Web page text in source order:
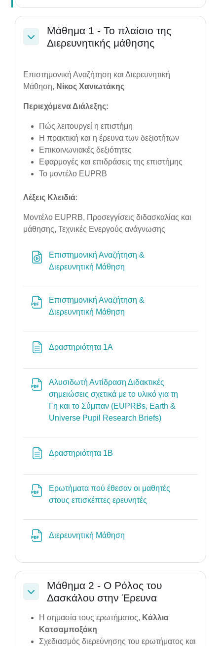
Collapse
Μάθημα 1 - Το πλαίσιο της
Διερευνητικής μάθησης
Επιστημονική Αναζήτηση και Διερευνητική
Μάθηση, Νίκος Χανιωτάκης
Περιεχόμενα Διάλεξης:
Πώς λειτουργεί η επιστήμη
Η πρακτική και η έρευνα των δεξιοτήτων
Επικοινωνιακές δεξιότητες
Εφαρμογές και επιδράσεις της επιστήμης
Το μοντέλο EUPRB
Λέξεις Κλειδιά:
Μοντέλο EUPRB, Προσεγγίσεις διδασκαλίας και
μάθησης, Τεχνικές Ενεργούς ανάγνωσης
Επιστημονική Αναζήτηση &
Διερευνητική Μάθηση
Επιστημονική Αναζήτηση &
Διερευνητική Μάθηση
Δραστηριότητα 1Α
Αλυσιδωτή Αντίδραση Διδακτικές
σημειώσεις σχετικά με το υλικό για τη
Γη και το Σύμπαν (EUPRBs, Earth &
Universe Pupil Research Briefs)
Δραστηριότητα 1Β
Ερωτήματα πού έθεσαν οι μαθητές
στους επισκέπτες ερευνητές
Διερευνητική Μάθηση
Collapse
Μάθημα 2 - Ο Ρόλος του
Δασκάλου στην Έρευνα
Η σημασία τους ερωτήματος, Κάλλια
Κατσαμποξάκη
URL
Σχεδιασμός διερεύνησης του ερωτήματος και